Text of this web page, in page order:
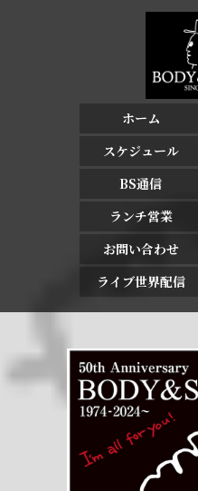
ホーム
スケジュール
BS通信
ランチ営業
お問い合わせ
ライブ世界配信